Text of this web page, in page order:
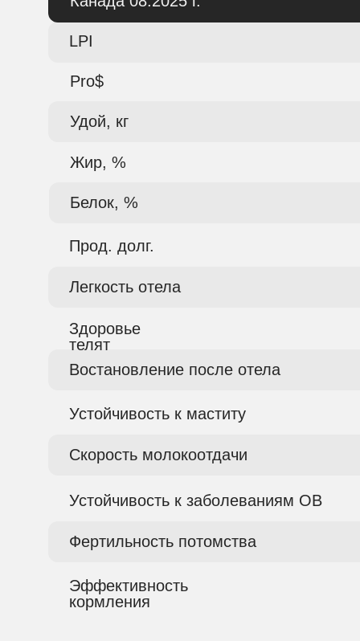
Эффективность
кормления
Фертильность потомства
Устойчивость к заболеваниям ОВ
Скорость молокоотдачи
Устойчивость к маститу
Востановление после отела
Здоровье
телят
Легкость отела
Прод. долг.
Белок, %
Жир, %
Удой, кг
Pro$
LPI